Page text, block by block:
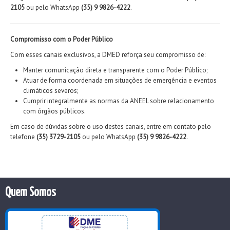
2105 ou pelo WhatsApp (35) 9 9826-4222.
Compromisso com o Poder Público
Com esses canais exclusivos, a DMED reforça seu compromisso de:
Manter comunicação direta e transparente com o Poder Público;
Atuar de forma coordenada em situações de emergência e eventos
climáticos severos;
Cumprir integralmente as normas da ANEEL sobre relacionamento
com órgãos públicos.
Em caso de dúvidas sobre o uso destes canais, entre em contato pelo
telefone (35) 3729-2105 ou pelo WhatsApp (35) 9 9826-4222.
Quem Somos